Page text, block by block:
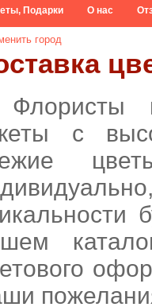
Подарки О нас
город
Флористы
с